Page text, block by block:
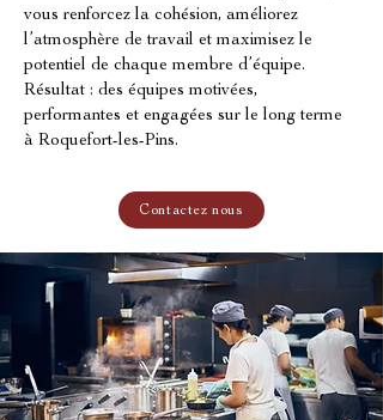
vous renforcez la cohésion, améliorez
l’atmosphère de travail et maximisez le
potentiel de chaque membre d’équipe.
Résultat : des équipes motivées,
performantes et engagées sur le long terme
à Roquefort-les-Pins.
Contactez nous